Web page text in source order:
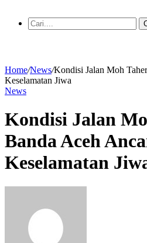
Home/News/Kondisi Jalan Moh
Keselamatan Jiwa
News
Kondisi Jalan
Banda Aceh
Keselamatan